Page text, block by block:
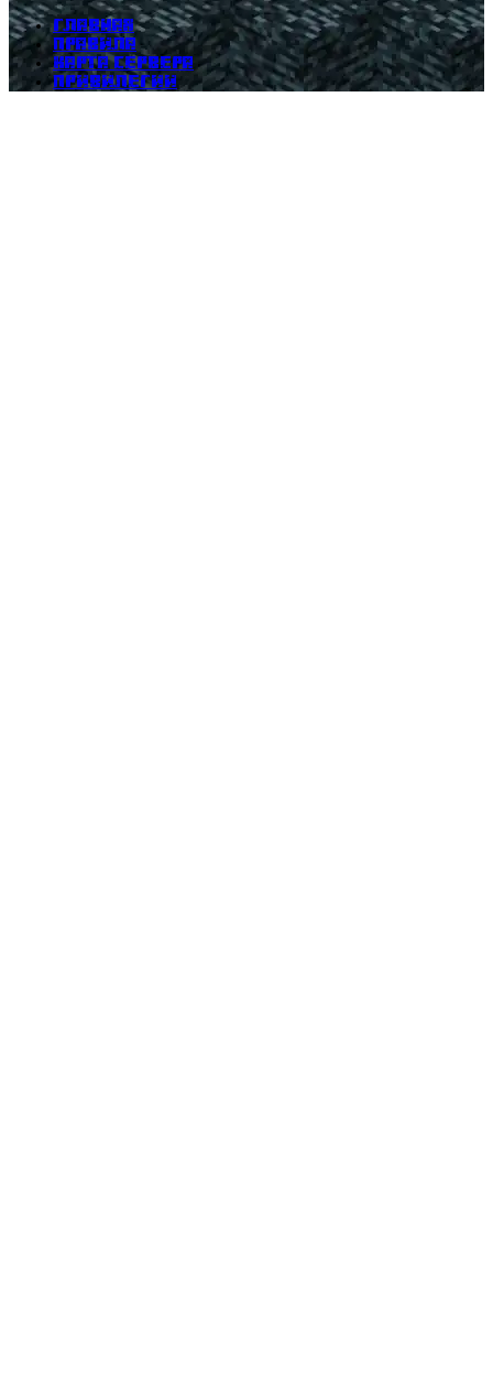
Главная
Правила
Карта сервера
Привилегии